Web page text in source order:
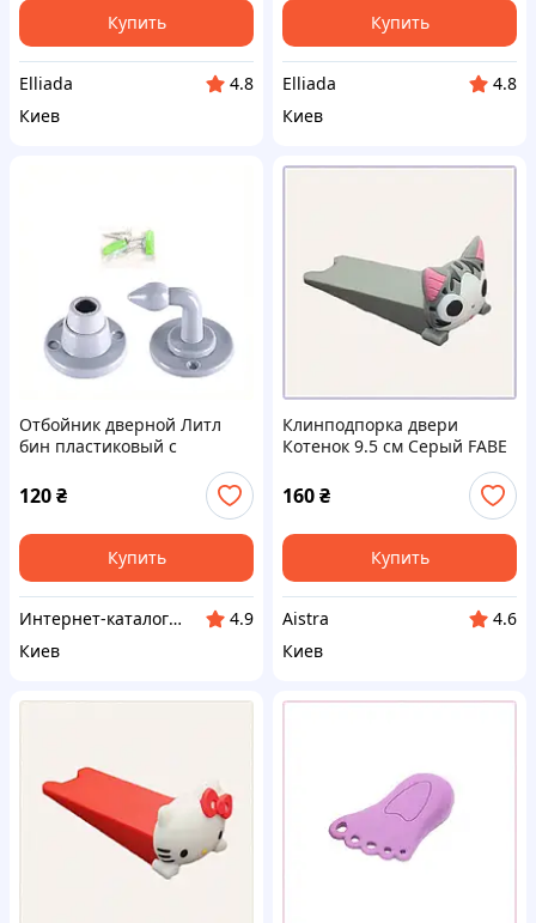
Купить
Elliada
4.8
Киев
Купить
Elliada
4.8
Киев
Отбойник дверной Литл
бин пластиковый с
120₴
Купить
Интерн​ет-кат​а​л​ог ск​​и​до​к "GALANTI"
4.9
Киев
Клинподпорка двери
Котенок 9.5 см Серый FABE
160₴
Купить
Aistra
4.6
Киев